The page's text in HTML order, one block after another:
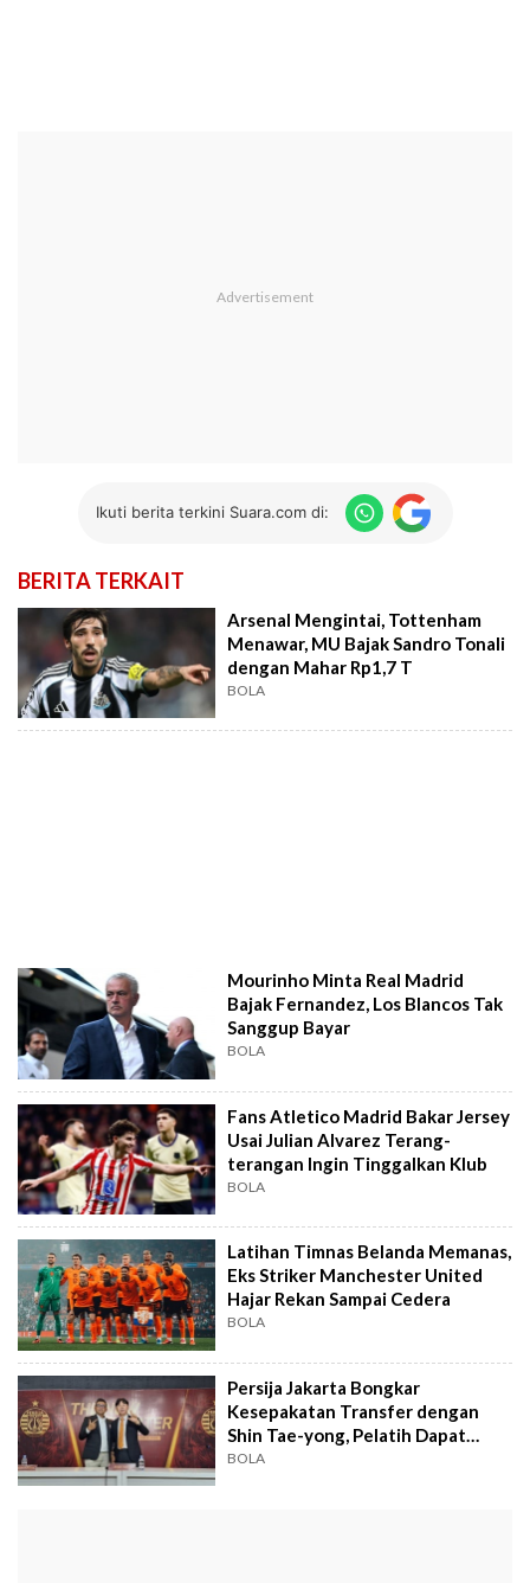
Ikuti berita terkini Suara.com di:
BERITA TERKAIT
Arsenal Mengintai, Tottenham
Menawar, MU Bajak Sandro Tonali
dengan Mahar Rp1,7 T
BOLA
Mourinho Minta Real Madrid
Bajak Fernandez, Los Blancos Tak
Sanggup Bayar
BOLA
Fans Atletico Madrid Bakar Jersey
Usai Julian Alvarez Terang-
terangan Ingin Tinggalkan Klub
BOLA
Latihan Timnas Belanda Memanas,
Eks Striker Manchester United
Hajar Rekan Sampai Cedera
BOLA
Persija Jakarta Bongkar
Kesepakatan Transfer dengan
Shin Tae-yong, Pelatih Dapat
Kuasa Penuh!
BOLA